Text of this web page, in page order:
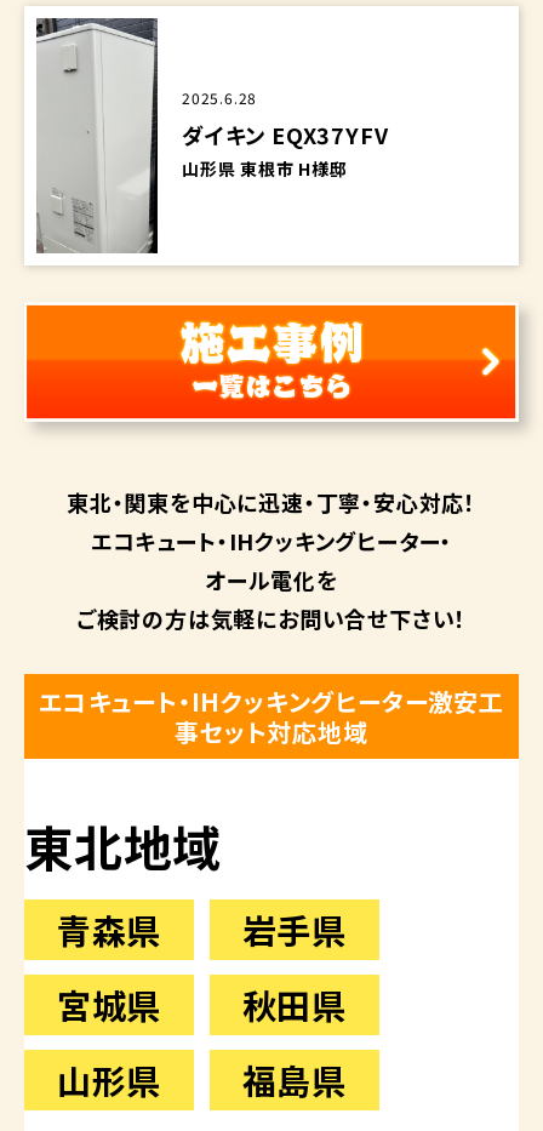
2025.6.28
ダイキン EQX37YFV
山形県 東根市 H様邸
東北・関東を中心に迅速・丁寧・安心対応！
エコキュート・IHクッキングヒーター・
オール電化を
ご検討の方は気軽にお問い合せ下さい！
エコキュート・IHクッキングヒーター激安工
事セット対応地域
東北地域
青森県
岩手県
宮城県
秋田県
山形県
福島県